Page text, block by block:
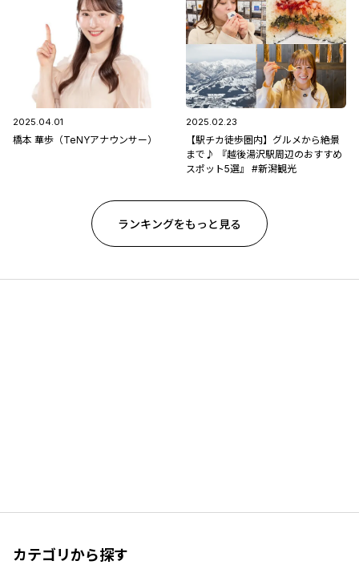
2025.04.01
橋本 華歩（TeNYアナウンサー）
2025.02.23
【駅チカ徒歩圏内】グルメから絶景
まで♪ 『越後湯沢駅周辺のおすすめ
スポット5選』 #新潟観光
ランキングをもっと見る
カテゴリから探す